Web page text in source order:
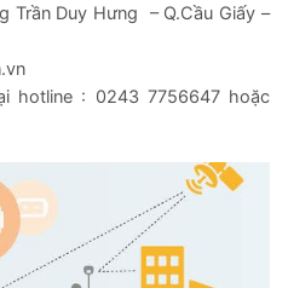
Trần Duy Hưng – Q.Cầu Giấy –
hotline : 0243 7756647 hoặc